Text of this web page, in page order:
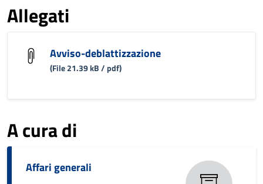
Allegati
Avviso-deblattizzazione
(File 21.39 kB / pdf)
A cura di
Affari generali